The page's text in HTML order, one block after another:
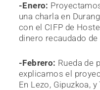
-Enero:
una charla en
con el CIFP de
dinero recaudado de
-Febrero: Rueda de
explicamos el
En Lezo, Gipuzkoa,